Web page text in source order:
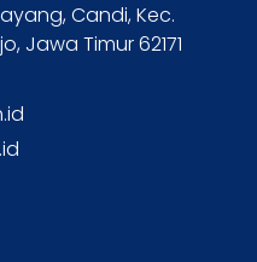
Candi, Kec.
Jawa Timur 62171